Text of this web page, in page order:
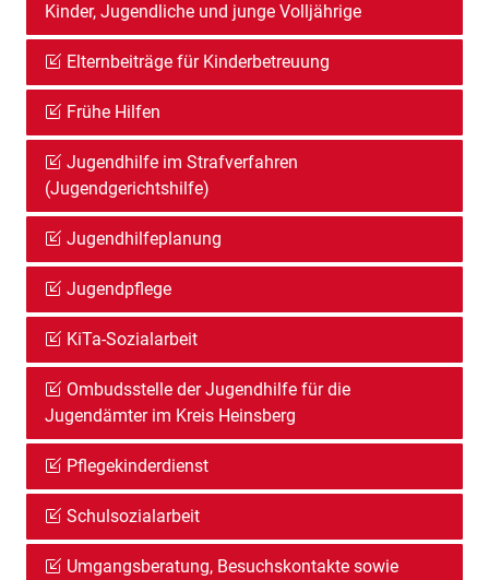
Kinder, Jugendliche und junge Volljährige
Elternbeiträge für Kinderbetreuung
Frühe Hilfen
Jugendhilfe im Strafverfahren
(Jugendgerichtshilfe)
Jugendhilfeplanung
Jugendpflege
KiTa-Sozialarbeit
Ombudsstelle der Jugendhilfe für die
Jugendämter im Kreis Heinsberg
Pflegekinderdienst
Schulsozialarbeit
Umgangsberatung, Besuchskontakte sowie